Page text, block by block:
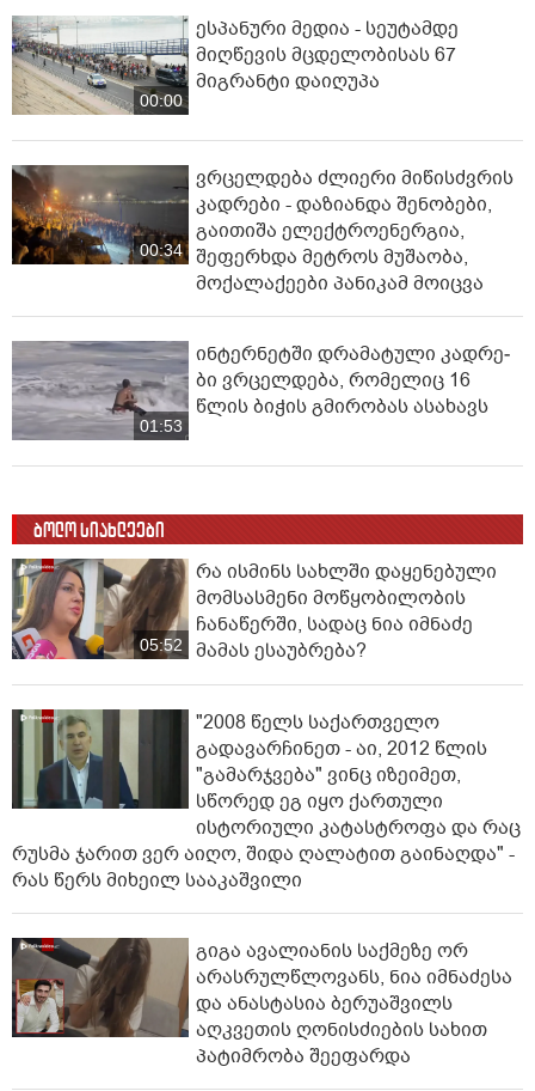
00:00
ესპანური მედია - სეუტამდე
მიღწევის მცდელობისას 67
მიგრანტი დაიღუპა
00:34
ვრცელდება ძლიერი მიწისძვრის
კადრები - დაზიანდა შენობები,
გაითიშა ელექტროენერგია,
შეფერხდა მეტროს მუშაობა,
მოქალაქეები პანიკამ მოიცვა
01:53
ინ­ტერ­ნეტ­ში დრა­მა­ტუ­ლი კად­რე­
ბი ვრცელდება, რომელიც 16
წლის ბიჭის გმირობას ასახავს
ბოლო სიახლეები
05:52
რა ისმინს სახლში დაყენებული
მომსასმენი მოწყობილობის
ჩანაწერში, სადაც ნია იმნაძე
მამას ესაუბრება?
"2008 წელს საქართველო
გადავარჩინეთ - აი, 2012 წლის
"გამარჯვება" ვინც იზეიმეთ,
სწორედ ეგ იყო ქართული
ისტორიული კატასტროფა და რაც
რუსმა ჯარით ვერ აიღო, შიდა ღალატით გაინაღდა" -
რას წერს მიხეილ სააკაშვილი
გიგა ავალიანის საქმეზე ორ
არასრულწლოვანს, ნია იმნაძესა
და ანასტასია ბერუაშვილს
აღკვეთის ღონისძიების სახით
პატიმრობა შეეფარდა